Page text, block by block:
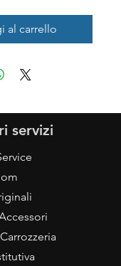
al carrello
servizi